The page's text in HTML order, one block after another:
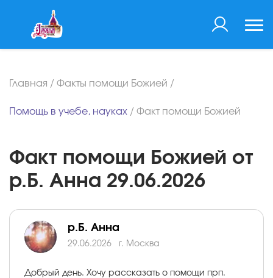
Главная / Факты помощи Божией /
Помощь в учебе, науках / Факт помощи Божией
Факт помощи Божией от
р.Б. Анна 29.06.2026
р.Б. Анна
29.06.2026 г. Москва
Добрый день. Хочу рассказать о помощи прп.